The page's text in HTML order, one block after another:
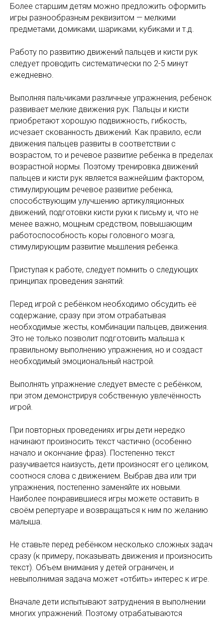
Более старшим детям можно предложить оформить
игры разнообразным реквизитом — мелкими
предметами, домиками, шариками, кубиками и т.д.
Работу по развитию движений пальцев и кисти рук
следует проводить систематически по 2-5 минут
ежедневно.
Выполняя пальчиками различные упражнения, ребенок
развивает мелкие движения рук. Пальцы и кисти
приобретают хорошую подвижность, гибкость,
исчезает скованность движений. Как правило, если
движения пальцев развиты в соответствии с
возрастом, то и речевое развитие ребенка в пределах
возрастной нормы. Поэтому тренировка движений
пальцев и кисти рук является важнейшим фактором,
стимулирующим речевое развитие ребенка,
способствующим улучшению артикуляционных
движений, подготовки кисти руки к письму и, что не
менее важно, мощным средством, повышающим
работоспособность коры головного мозга,
стимулирующим развитие мышления ребенка.
Приступая к работе, следует помнить о следующих
принципах проведения занятий:
Перед игрой с ребёнком необходимо обсудить её
содержание, сразу при этом отрабатывая
необходимые жесты, комбинации пальцев, движения.
Это не только позволит подготовить малыша к
правильному выполнению упражнения, но и создаст
необходимый эмоциональный настрой.
Выполнять упражнение следует вместе с ребёнком,
при этом демонстрируя собственную увлечённость
игрой.
При повторных проведениях игры дети нередко
начинают произносить текст частично (особенно
начало и окончание фраз). Постепенно текст
разучивается наизусть, дети произносят его целиком,
соотнося слова с движением. Выбрав два или три
упражнения, постепенно заменяйте их новыми.
Наиболее понравившиеся игры можете оставить в
своём репертуаре и возвращаться к ним по желанию
малыша.
Не ставьте перед ребёнком несколько сложных задач
сразу (к примеру, показывать движения и произносить
текст). Объем внимания у детей ограничен, и
невыполнимая задача может «отбить» интерес к игре.
Вначале дети испытывают затруднения в выполнении
многих упражнений. Поэтому отрабатываются